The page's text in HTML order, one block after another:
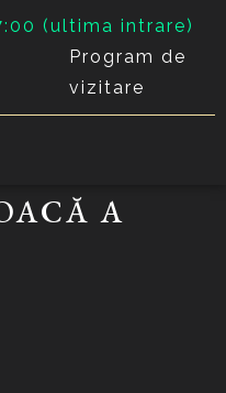
(ultima intrare)
Program de
vizitare
A